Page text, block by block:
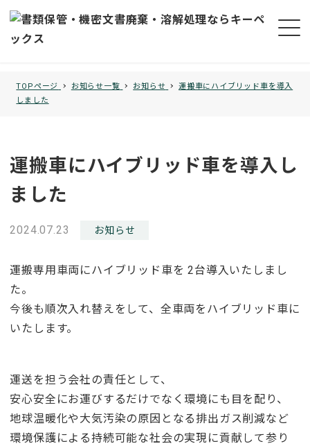
TOPページ お知らせ一覧 お知らせ
運搬車にハイブリッド車を導入
しました
運搬車にハイブリッド車を導入し
ました
投稿日
2024.07.23 カテゴリー
お知らせ
運搬専用車両にハイブリッド車を 2台導入いたしまし
た。
今後も順次入れ替えをして、全車両をハイブリッド車に
いたします。
運送を担う会社の責任として、
安心安全にお運びするだけでなく環境にも目を配り、
地球温暖化や大気汚染の原因となる排出ガス削減など
環境保護による持続可能な社会の実現に貢献して参り